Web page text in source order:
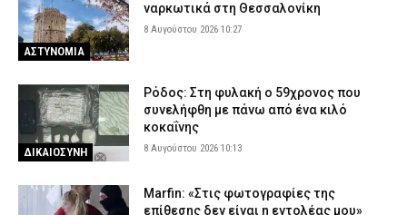
ΑΣΤΥΝΟΜΙΑ
ναρκωτικά στη Θεσσαλονίκη
8 Αυγούστου 2026 10:27
ΔΙΚΑΙΟΣΥΝΗ
Ρόδος: Στη φυλακή ο 59χρονος που
συνελήφθη με πάνω από ένα κιλό
κοκαΐνης
8 Αυγούστου 2026 10:13
Marfin: «Στις φωτογραφίες της
επίθεσης δεν είναι η εντολέας μου»